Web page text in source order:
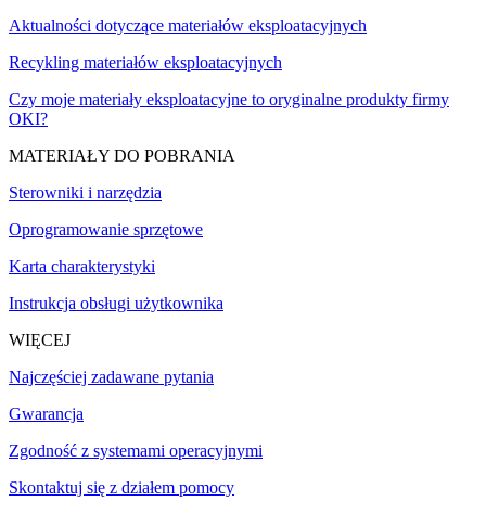
Aktualności dotyczące materiałów eksploatacyjnych
Recykling materiałów eksploatacyjnych
Czy moje materiały eksploatacyjne to oryginalne produkty firmy
OKI?
MATERIAŁY DO POBRANIA
Sterowniki i narzędzia
Oprogramowanie sprzętowe
Karta charakterystyki
Instrukcja obsługi użytkownika
WIĘCEJ
Najczęściej zadawane pytania
Gwarancja
Zgodność z systemami operacyjnymi
Skontaktuj się z działem pomocy